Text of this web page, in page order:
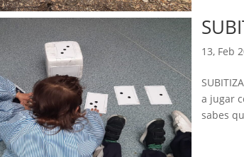
13, Feb
a jugar
sabes